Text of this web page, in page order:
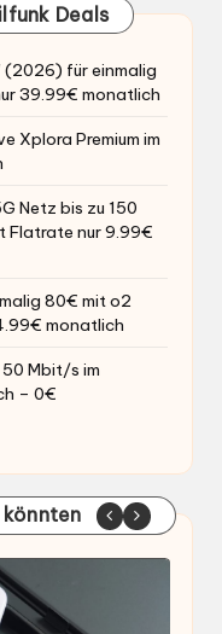
Deals
(2026) für einmalig
39.99€ monatlich
Xplora Premium im
Netz bis zu 150
Flatrate nur 9.99€
80€ mit o2
monatlich
Mbit/s im
– 0€